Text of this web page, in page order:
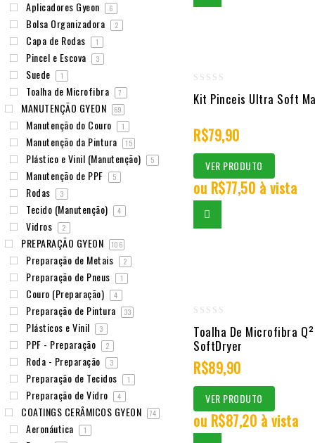
5
Kit Pinceis Ultra Soft
R$79,90
VER PRODUTO
ou R$77,50 à vista
out
5
Toalha De Microfibra
SoftDryer
R$89,90
VER PRODUTO
ou R$87,20 à vista
Aplicadores Gyeon 6
Bolsa Organizadora 2
Capa de Rodas 1
Pincel e Escova 3
Suede 1
Toalha de Microfibra 7
MANUTENÇÃO GYEON 69
Manutenção do Couro 1
Manutenção da Pintura 15
Plástico e Vinil (Manutenção) 5
Manutenção de PPF 5
Rodas 3
Tecido (Manutenção) 4
Vidros 2
PREPARAÇÃO GYEON 106
Preparação de Metais 2
Preparação de Pneus 1
Couro (Preparação) 4
Preparação de Pintura 33
Plásticos e Vinil 3
PPF - Preparação 2
Roda - Preparação 3
Preparação de Tecidos 1
Preparação de Vidro 4
COATINGS CERÂMICOS GYEON 74
Aeronáutica 1